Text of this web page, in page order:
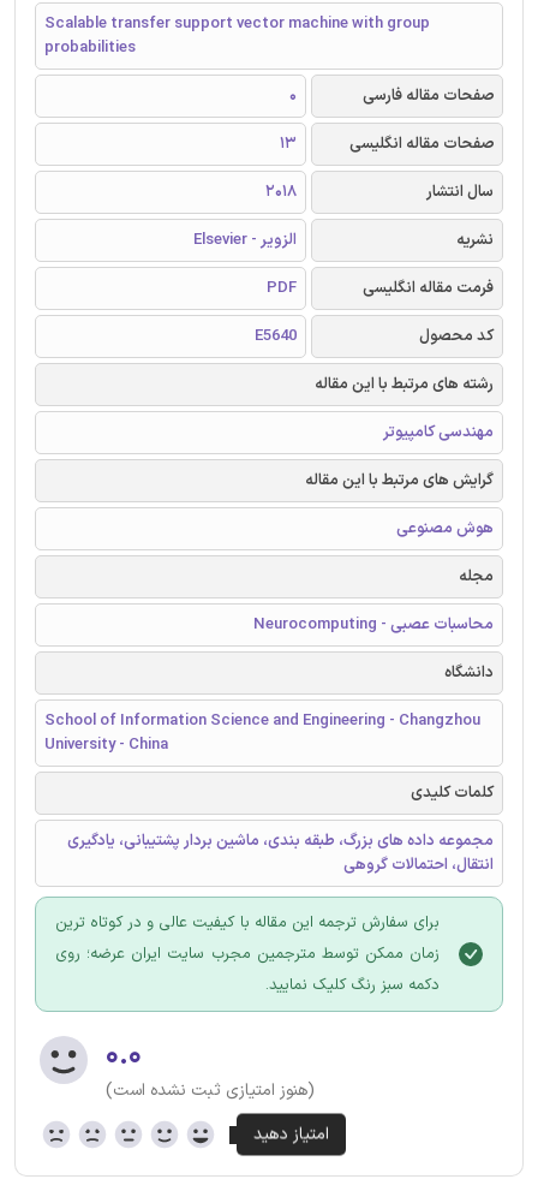
Scalable transfer support vector machine with group
probabilities
صفحات مقاله فارسی
0
صفحات مقاله انگلیسی
13
سال انتشار
2018
نشریه
الزویر - Elsevier
فرمت مقاله انگلیسی
PDF
کد محصول
E5640
رشته های مرتبط با این مقاله
مهندسی کامپیوتر
گرایش های مرتبط با این مقاله
هوش مصنوعی
مجله
محاسبات عصبی - Neurocomputing
دانشگاه
School of Information Science and Engineering - Changzhou
University - China
کلمات کلیدی
مجموعه داده های بزرگ، طبقه بندی، ماشین بردار پشتیبانی، یادگیری
انتقال، احتمالات گروهی
برای سفارش ترجمه این مقاله با کیفیت عالی و در کوتاه ترین
زمان ممکن توسط مترجمین مجرب سایت ایران عرضه؛ روی
دکمه سبز رنگ کلیک نمایید.
۰.۰
(هنوز امتیازی ثبت نشده است)